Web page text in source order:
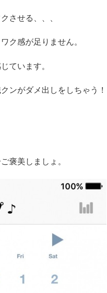
させる、、、
ク感が足りません。
ています。
ンがダメ出しをしちゃう！
褒美しましょ。